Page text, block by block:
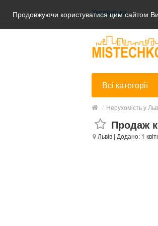
Продовжуючи користуватися цим сайтом
Українська
Українська
Русский
Всі категорії
/ Нерухомість у
Продаж
Львів | Додано: 1